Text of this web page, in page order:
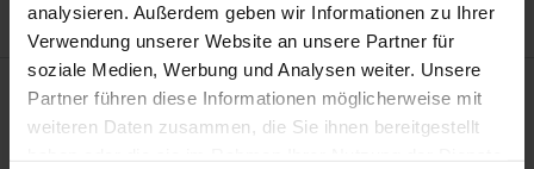
analysieren. Außerdem geben wir Informationen zu Ihrer
Verwendung unserer Website an unsere Partner für
soziale Medien, Werbung und Analysen weiter. Unsere
Partner führen diese Informationen möglicherweise mit
weiteren Daten zusammen, die Sie ihnen bereitgestellt
Description